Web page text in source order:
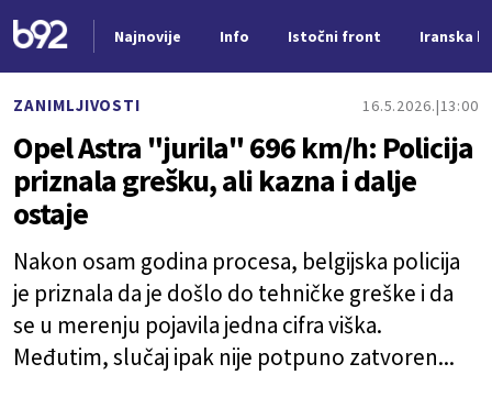
Najnovije Info Istočni front Iranska
ZANIMLJIVOSTI 16.5.2026. 13:00
Opel Astra "jurila" 696 km/h: Policija
priznala grešku, ali kazna i dalje
ostaje
Nakon osam godina procesa, belgijska policija
je priznala da je došlo do tehničke greške i da
se u merenju pojavila jedna cifra viška.
Međutim, slučaj ipak nije potpuno zatvoren...